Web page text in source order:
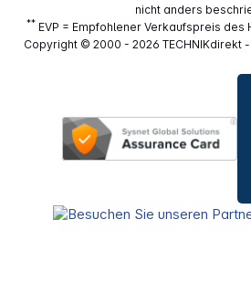
nicht anders
**EVP = Empfohlener Verkaufspreis des
Copyright © 2000 - 2026 TECHNIKdirekt